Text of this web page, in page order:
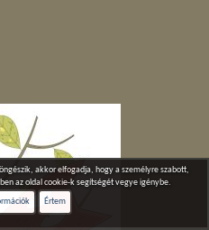
akkor elfogadja, hogy a személyre szabott,
az oldal cookie-k segítségét vegye igénybe.
Értem